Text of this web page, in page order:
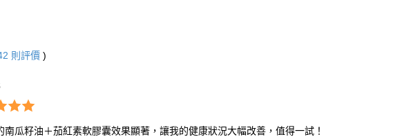
則評價 )
南瓜籽油＋茄紅素軟膠囊效果顯著，讓我的健康狀況大幅改善，值得一試！